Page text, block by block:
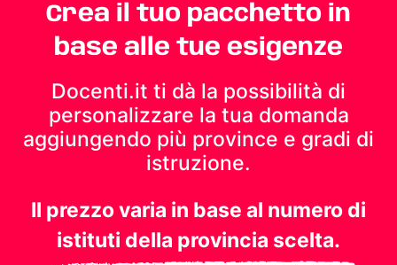
Crea il tuo pacchetto in
base alle tue esigenze
Docenti.it ti dà la possibilità di
personalizzare la tua domanda
aggiungendo più province e gradi di
istruzione.
Il prezzo varia in base al numero di
istituti della provincia scelta.